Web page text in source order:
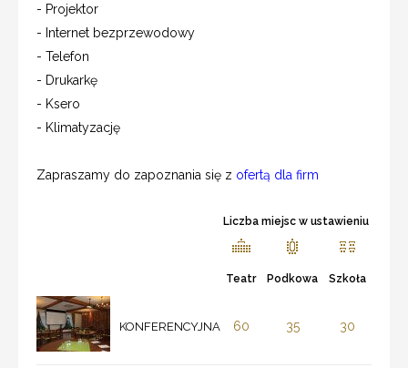
- Projektor
- Internet bezprzewodowy
- Telefon
- Drukarkę
- Ksero
- Klimatyzację
Zapraszamy do zapoznania się z ofertą dla firm
Liczba miejsc w ustawieniu
Teatr Podkowa Szkoła
KONFERENCYJNA 60 35 30